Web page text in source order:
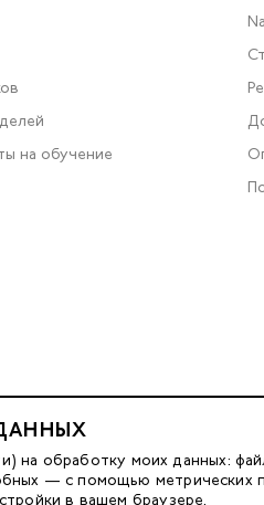
на обучение
— FACE FAMILY
обработку моих данных:
— с помощью метрических
в вашем браузере.